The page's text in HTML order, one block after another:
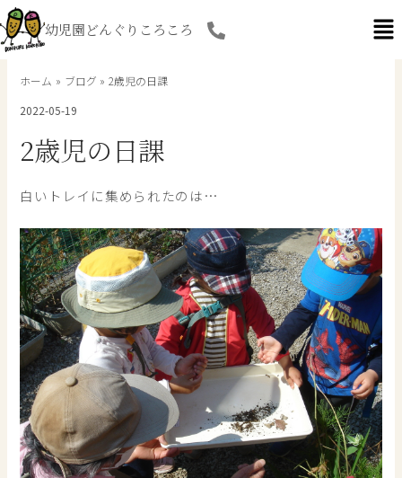
内
容
を
幼児園どんぐりころころ
ホーム ブログ
2歳児の日課
2022-05-19
2歳児の日課
白いトレイに集められたのは…